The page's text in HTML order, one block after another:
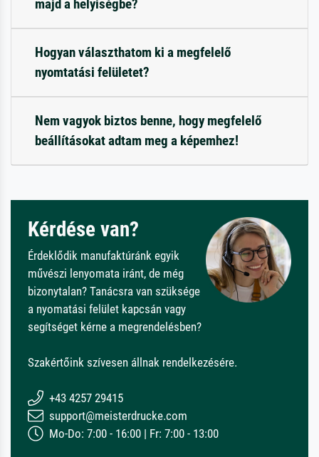
majd a helyiségbe?
Hogyan választhatom ki a megfelelő
nyomtatási felületet?
Nem vagyok biztos benne, hogy megfelelő
beállításokat adtam meg a képemhez!
Kérdése van?
Érdeklődik manufaktúránk egyik
művészi lenyomata iránt, de még
bizonytalan? Tanácsra van szüksége
a nyomatási felület kapcsán vagy
segítséget kérne a megrendelésben?
Szakértőink szívesen állnak rendelkezésére.
+43 4257 29415
support@meisterdrucke.com
Mo-Do: 7:00 - 16:00 | Fr: 7:00 - 13:00